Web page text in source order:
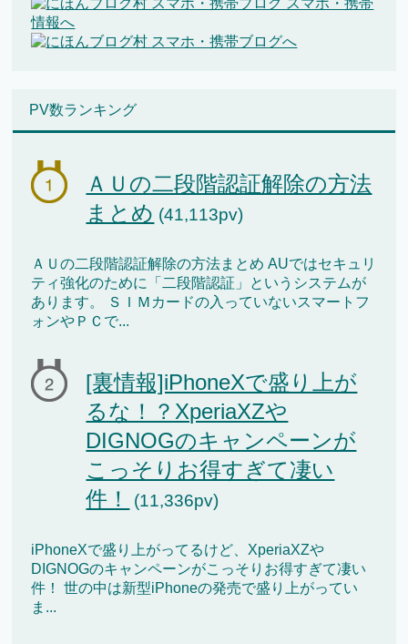
PV数ランキング
ＡＵの二段階認証解除の方法
まとめ (41,113pv)
ＡＵの二段階認証解除の方法まとめ AUではセキュリ
ティ強化のために「二段階認証」というシステムが
あります。 ＳＩＭカードの入っていないスマートフ
ォンやＰＣで...
[裏情報]iPhoneXで盛り上が
るな！？XperiaXZや
DIGNOGのキャンペーンが
こっそりお得すぎて凄い
件！
(11,336pv)
iPhoneXで盛り上がってるけど、XperiaXZや
DIGNOGのキャンペーンがこっそりお得すぎて凄い
件！ 世の中は新型iPhoneの発売で盛り上がってい
ま...